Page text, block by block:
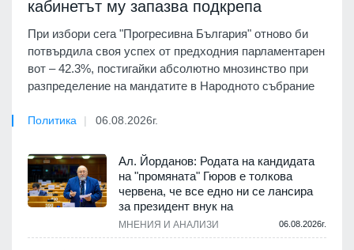
кабинетът му запазва подкрепа
При избори сега "Прогресивна България" отново би
потвърдила своя успех от предходния парламентарен
вот – 42.3%, постигайки абсолютно мнозинство при
разпределение на мандатите в Народното събрание
Политика 06.08.2026г.
Ал. Йорданов: Родата на кандидата
на "промяната" Гюров е толкова
червена, че все едно ни се лансира
за президент внук на
МНЕНИЯ И АНАЛИЗИ 06.08.2026г.